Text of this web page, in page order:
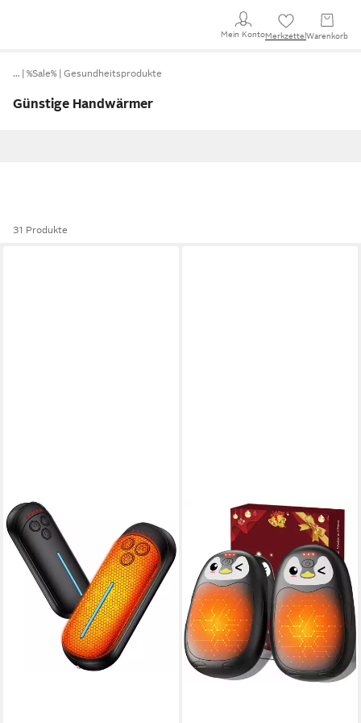
Mein KontoMerkzettel Warenkorb
… %Sale% Gesundheitsprodukte
Günstige Handwärmer
31 Produkte